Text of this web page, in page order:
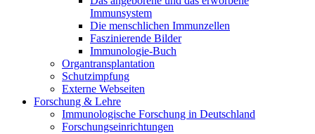
Immunsystem
Die menschlichen Immunzellen
Faszinierende Bilder
Immunologie-Buch
Organtransplantation
Schutzimpfung
Externe Webseiten
Forschung & Lehre
Immunologische Forschung in Deutschland
Forschungseinrichtungen